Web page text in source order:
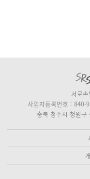
서로손
사업자등록번호 : 840-
충북 청주시 청원